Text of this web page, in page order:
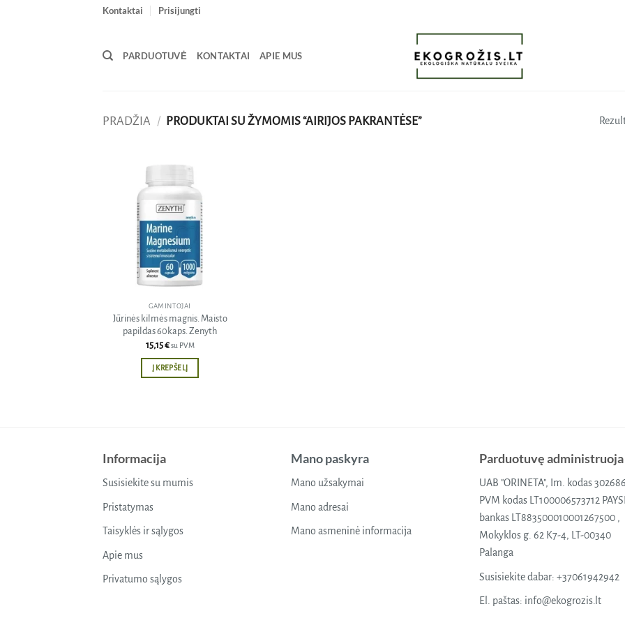
Kontaktai Prisijungti
PARDUOTUVĖ KONTAKTAI APIE MUS
PRADŽIA / PRODUKTAI SU ŽYMOMIS “AIRIJOS PAKRANTĖSE”
GAMINTOJAI
Jūrinės kilmės magnis. Maisto
papildas 60kaps. Zenyth
15,15€ su PVM
Į KREPŠELĮ
Informacija
Susisiekite su mumis
Pristatymas
Taisyklės ir sąlygos
Apie mus
Privatumo sąlygos
Mano paskyra
Mano užsakymai
Mano adresai
Mano asmeninė informacija
Parduotuvę administruoja
UAB "ORINETA", Im. kodas
PVM kodas LT100006573712
bankas LT883500010001267500 ,
Mokyklos g. 62 K7-4, LT-00340
Palanga
Susisiekite dabar: +37061942942
El. paštas: info@ekogrozis.lt